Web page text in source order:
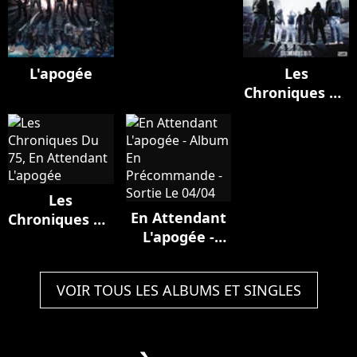
L'apogée
Les
Chroniques Du
Les
Chroniques Du
L'apogée
En Attendant
L'apogée -
Précommande
- Sortie Le
04/04
VOIR TOUS LES ALBUMS ET SINGLES